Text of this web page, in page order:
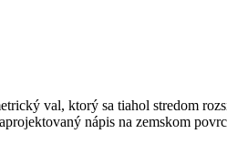
val, ktorý sa tiahol stredom
nápis na zemskom